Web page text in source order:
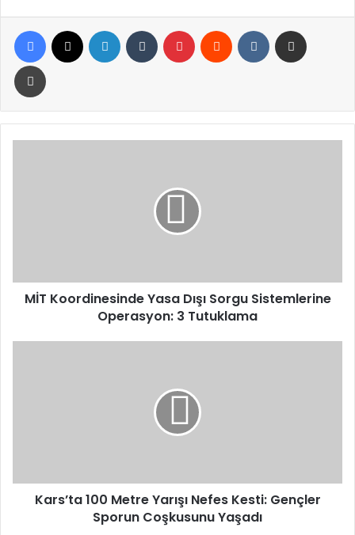
Facebook LinkedIn Tumblr Pinterest Reddit VKontakte
Yazdır
Tutuklama
MİT Koordinesinde Yasa Dışı Sorgu Sistemlerine
Operasyon: 3 Tutuklama
Coşkusunu
YaşadıKars’ta 100 Metre Yarışı Nefes Kesti: Gençler
Sporun Coşkusunu Yaşadı